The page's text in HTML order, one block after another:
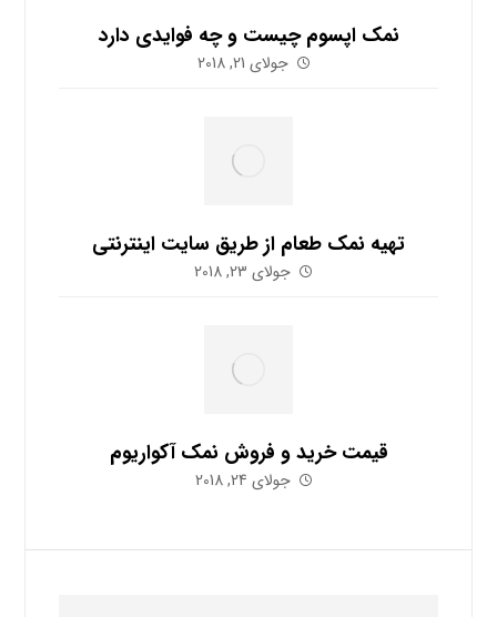
نمک اپسوم چیست و چه فوایدی دارد
جولای 21, 2018
تهیه نمک طعام از طریق سایت اینترنتی
جولای 23, 2018
قیمت خرید و فروش نمک آکواریوم
جولای 24, 2018